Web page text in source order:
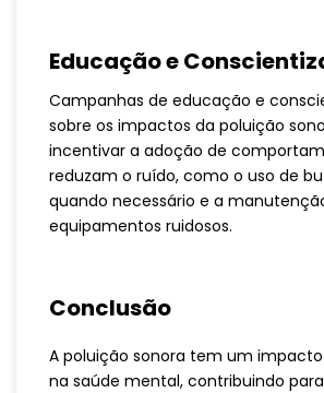
Educação e
Campanhas de educação e
sobre os impactos da poluição
incentivar a adoção de
reduzam o ruído, como o uso de
quando necessário e a
equipamentos ruidosos.
Conclusão
A poluição sonora tem um
na saúde mental, contribuindo